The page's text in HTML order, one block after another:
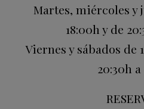
Martes, miércoles y
18:00h y de
Viernes y sábados de
20:30h a